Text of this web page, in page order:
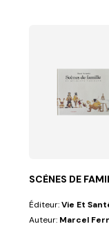
SCÈNES DE
Éditeur:Vie Et
Auteur: Marcel